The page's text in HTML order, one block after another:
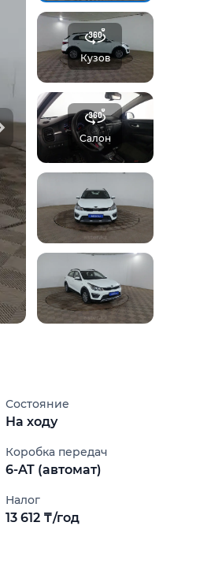
Кузов
Салон
Состояние
На ходу
Коробка передач
6-AT (автомат)
Налог
13 612 ₸/год